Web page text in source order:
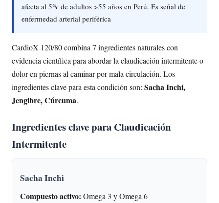
afecta al 5% de adultos >55 años en Perú. Es señal de
enfermedad arterial periférica
CardioX 120/80 combina 7 ingredientes naturales con
evidencia científica para abordar la claudicación intermitente o
dolor en piernas al caminar por mala circulación. Los
ingredientes clave para esta condición son: Sacha Inchi,
Jengibre, Cúrcuma.
Ingredientes clave para Claudicación
Intermitente
Sacha Inchi
Compuesto activo: Omega 3 y Omega 6